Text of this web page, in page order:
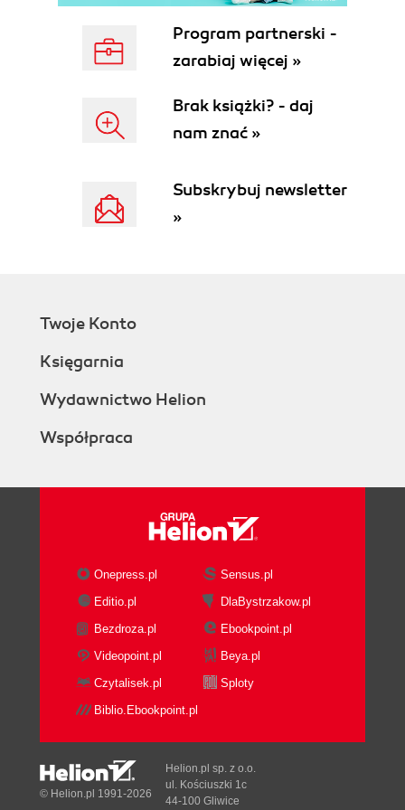
Mobile Apps
Understanding Weaknesses in BLE and
Using Packet-Capture Tools
Kevo Mobile App Insecurities
3. Assaulting the Radio NurseBreaching Baby
Monitors and One Other Thing
Researchers
Using Shodan to Find Baby Monitors
The Belkin WeMo Baby Monitor
Malware Gone Wild
Some Things Never Change: The WeMo
Conclusion
Hijacking Credentials
Single-factor authentication
Clear-text password reset link
SmartThings SSL Certificate Validation
Vulnerability
Interoperability with Insecurity Leads
toInsecurity
SmartThings and the WeMo Switch
Conclusion
5. The Idiot BoxAttacking Smart Televisions
The TOCTTOU Attack
The Samsung LExxB650 Series
Program partnerski -
zarabiaj więcej »
Brak książki? - daj
nam znać »
Subskrybuj newsletter
»
Twoje Konto
Księgarnia
Wydawnictwo Helion
Współpraca
Onepress.pl
Sensus.pl
Editio.pl
DlaBystrzakow.pl
Bezdroza.pl
Ebookpoint.pl
Videopoint.pl
Beya.pl
Czytalisek.pl
Sploty
Biblio.Ebookpoint.pl
© Helion.pl 1991-2026
Helion.pl sp. z o.o.
ul. Kościuszki 1c
44-100 Gliwice